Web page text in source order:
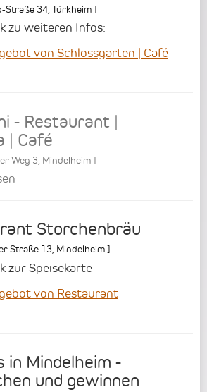
Straße 34 Türkheim]
zu weiteren Infos:
von Schlossgarten | Café
- Restaurant |
| Café
Weg 3 Mindelheim]
Storchenbräu
Straße 13 Mindelheim]
zur Speisekarte
von Restaurant
in Mindelheim -
und gewinnen